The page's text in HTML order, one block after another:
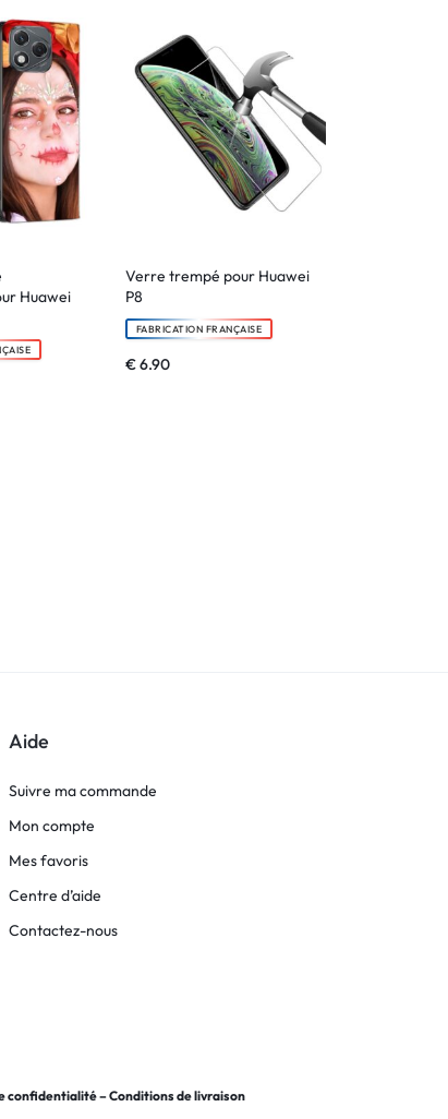
Huawei
Verre trempé pour Huawei
P8
FABRICATION FRANÇAISE
€6.90
Aide
Suivre ma commande
Mon compte
Mes favoris
Centre d’aide
Contactez-nous
confidentialité–Conditions de livraison